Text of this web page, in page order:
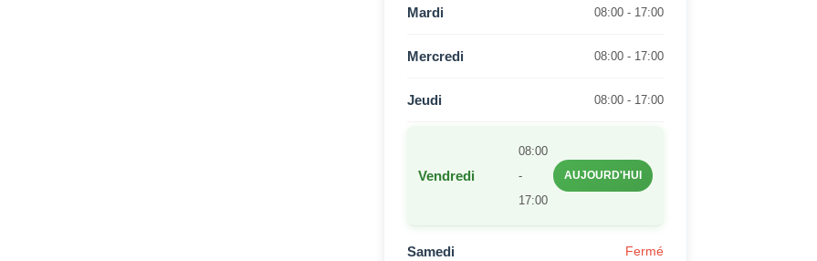
Mardi 08:00 - 17:00
Mercredi 08:00 - 17:00
Jeudi 08:00 - 17:00
Vendredi
08:00
-
17:00
AUJOURD'HUI
Samedi Fermé